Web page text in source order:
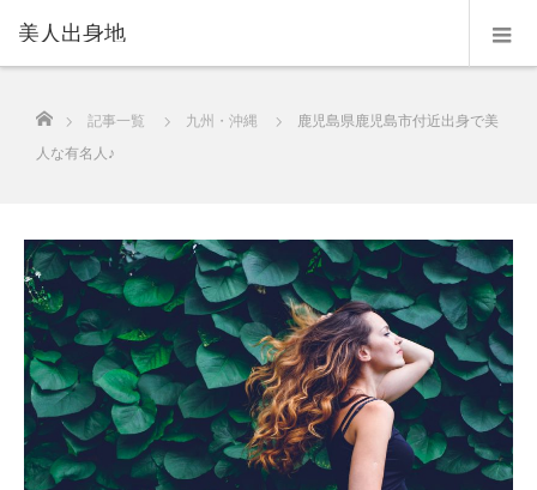
美人出身地
ホーム
記事一覧 九州・沖縄
鹿児島県鹿児島市付近出身で美
人な有名人♪